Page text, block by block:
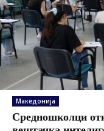
Македонија
Средношколци